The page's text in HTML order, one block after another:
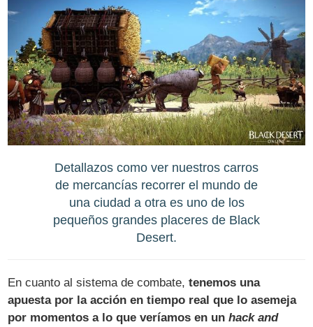
Detallazos como ver nuestros carros
de mercancías recorrer el mundo de
una ciudad a otra es uno de los
pequeños grandes placeres de Black
Desert.
En cuanto al sistema de combate,tenemos una
apuesta por la acción en tiempo real que lo asemeja
por momentos a lo que veríamos en unhack and